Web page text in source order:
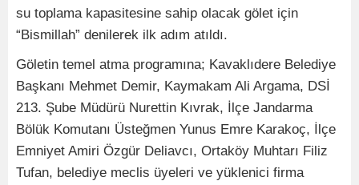
su toplama kapasitesine sahip olacak gölet için
“Bismillah” denilerek ilk adım atıldı.
Göletin temel atma programına; Kavaklıdere Belediye
Başkanı Mehmet Demir, Kaymakam Ali Argama, DSİ
213. Şube Müdürü Nurettin Kıvrak, İlçe Jandarma
Bölük Komutanı Üsteğmen Yunus Emre Karakoç, İlçe
Emniyet Amiri Özgür Deliavcı, Ortaköy Muhtarı Filiz
Tufan, belediye meclis üyeleri ve yüklenici firma